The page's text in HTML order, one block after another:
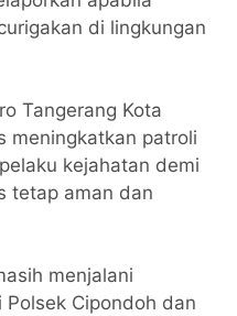
di lingkungan
Tangerang Kota
meningkatkan patroli
kejahatan demi
tetap aman dan
menjalani
Cipondoh dan